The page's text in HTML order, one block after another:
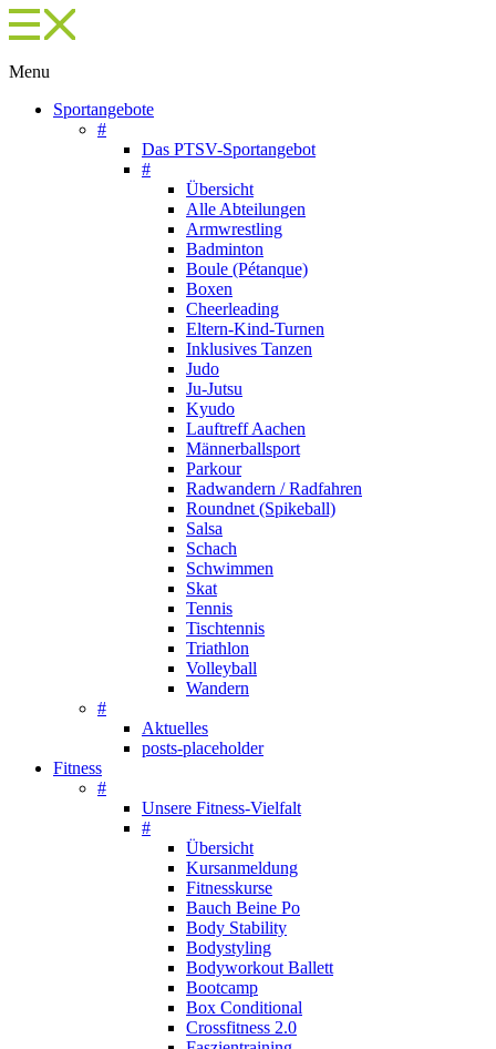
Menu
Sportangebote
#
Das PTSV-Sportangebot
#
Übersicht
Alle Abteilungen
Armwrestling
Badminton
Boule (Pétanque)
Boxen
Cheerleading
Eltern-Kind-Turnen
Inklusives Tanzen
Judo
Ju-Jutsu
Kyudo
Lauftreff Aachen
Männerballsport
Parkour
Radwandern / Radfahren
Roundnet (Spikeball)
Salsa
Schach
Schwimmen
Skat
Tennis
Tischtennis
Triathlon
Volleyball
Wandern
#
Aktuelles
posts-placeholder
Fitness
#
Unsere Fitness-Vielfalt
#
Übersicht
Kursanmeldung
Fitnesskurse
Bauch Beine Po
Body Stability
Bodystyling
Bodyworkout Ballett
Bootcamp
Box Conditional
Crossfitness 2.0